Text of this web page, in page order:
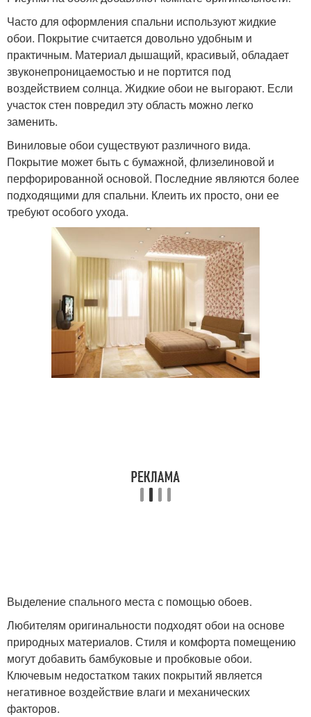
Часто для оформления спальни используют жидкие
обои. Покрытие считается довольно удобным и
практичным. Материал дышащий, красивый, обладает
звуконепроницаемостью и не портится под
воздействием солнца. Жидкие обои не выгорают. Если
участок стен повредил эту область можно легко
заменить.
Виниловые обои существуют различного вида.
Покрытие может быть с бумажной, флизелиновой и
перфорированной основой. Последние являются более
подходящими для спальни. Клеить их просто, они ее
требуют особого ухода.
Выделение спального места с помощью обоев.
Любителям оригинальности подходят обои на основе
природных материалов. Стиля и комфорта помещению
могут добавить бамбуковые и пробковые обои.
Ключевым недостатком таких покрытий является
негативное воздействие влаги и механических
факторов.